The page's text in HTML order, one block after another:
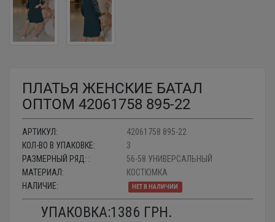
ПЛАТЬЯ ЖЕНСКИЕ БАТАЛ
ОПТОМ 42061758 895-22
АРТИКУЛ:
42061758 895-22
КОЛ-ВО В УПАКОВКЕ:
3
РАЗМЕРНЫЙ РЯД: :
56-58 УНИВЕРСАЛЬНЫЙ
МАТЕРИАЛ:
КОСТЮМКА
НАЛИЧИЕ:
НЕТ В НАЛИЧИИ
УПАКОВКА:1386 ГРН.